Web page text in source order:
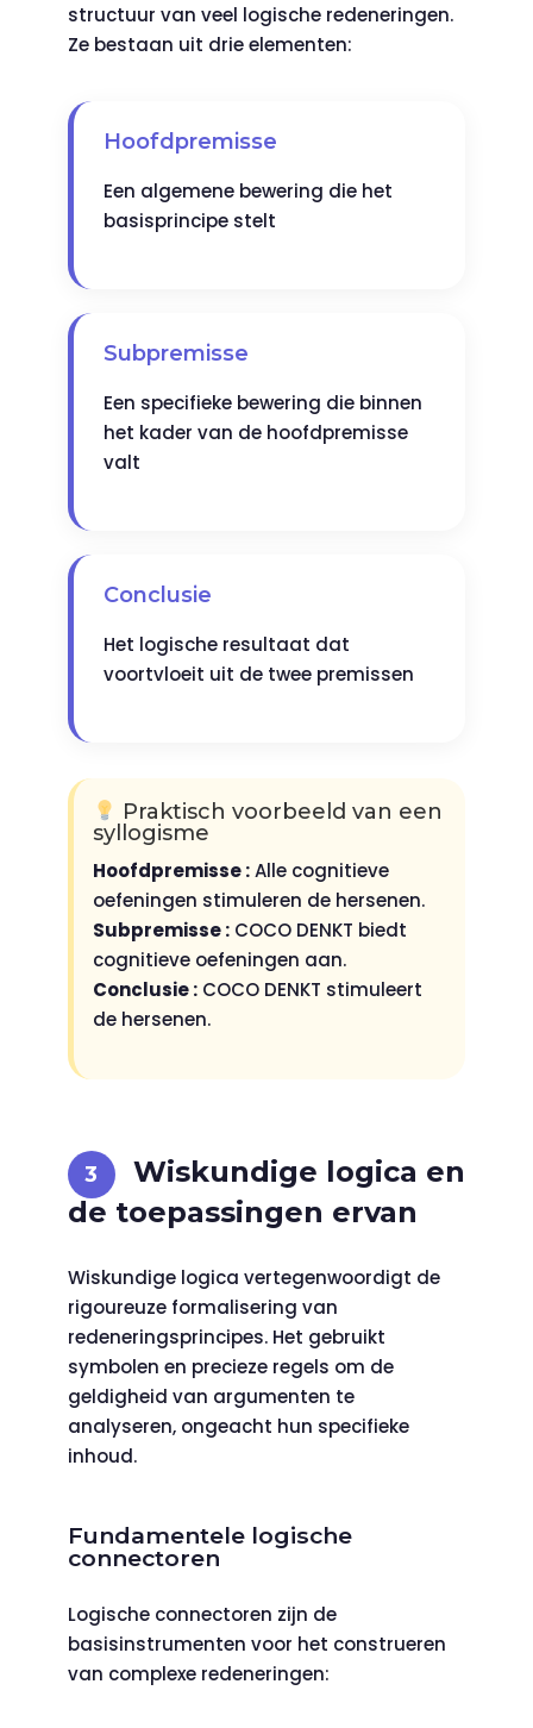
structuur van veel logische redeneringen.
Ze bestaan uit drie elementen:
Hoofdpremisse
Een algemene bewering die het
basisprincipe stelt
Subpremisse
Een specifieke bewering die binnen
het kader van de hoofdpremisse
valt
Conclusie
Het logische resultaat dat
voortvloeit uit de twee premissen
Praktisch voorbeeld van een
syllogisme
Hoofdpremisse :Alle cognitieve
oefeningen stimuleren de hersenen.
Subpremisse :COCO DENKT biedt
cognitieve oefeningen aan.
Conclusie :COCO DENKT stimuleert
de hersenen.
Wiskundige logica en
de toepassingen ervan
Wiskundige logica vertegenwoordigt de
rigoureuze formalisering van
redeneringsprincipes. Het gebruikt
symbolen en precieze regels om de
geldigheid van argumenten te
analyseren, ongeacht hun specifieke
inhoud.
Fundamentele logische
connectoren
Logische connectoren zijn de
basisinstrumenten voor het construeren
van complexe redeneringen: